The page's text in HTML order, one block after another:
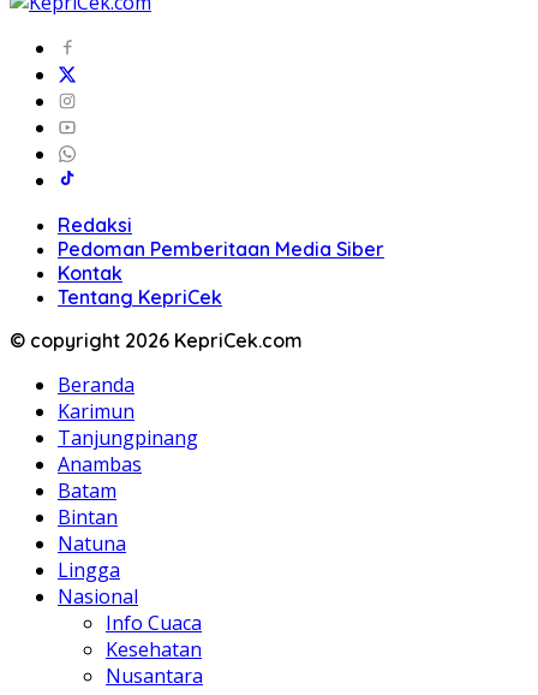
Redaksi
Pedoman Pemberitaan Media Siber
Kontak
Tentang KepriCek
© copyright 2026 KepriCek.com
Beranda
Karimun
Tanjungpinang
Anambas
Batam
Bintan
Natuna
Lingga
Nasional
Info Cuaca
Kesehatan
Nusantara